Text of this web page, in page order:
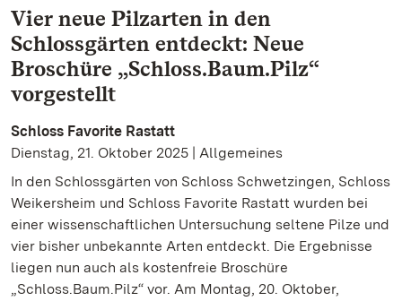
Vier neue Pilzarten in den
Schlossgärten entdeckt: Neue
Broschüre „Schloss.Baum.Pilz“
vorgestellt
Schloss Favorite Rastatt
Dienstag, 21. Oktober 2025 | Allgemeines
In den Schlossgärten von Schloss Schwetzingen, Schloss
Weikersheim und Schloss Favorite Rastatt wurden bei
einer wissenschaftlichen Untersuchung seltene Pilze und
vier bisher unbekannte Arten entdeckt. Die Ergebnisse
liegen nun auch als kostenfreie Broschüre
„Schloss.Baum.Pilz“ vor. Am Montag, 20. Oktober,